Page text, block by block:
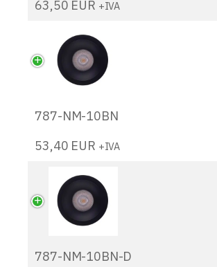
63,50 EUR +IVA
787-NM-10BN
53,40 EUR +IVA
787-NM-10BN-D